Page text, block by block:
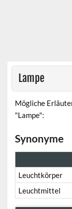
Lampe
Mögliche
"Lampe":
Synonyme
Leuchtkörper
Leuchtmittel